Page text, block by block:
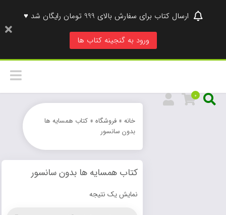
ارسال کتاب برای سفارش بالای 999 تومان رایگان شد ♥
ورود به گنجینه کتاب ها
خانه» فروشگاه» کتاب همسایه ها
بدون سانسور
کتاب همسایه ها بدون سانسور
نمایش یک نتیجه